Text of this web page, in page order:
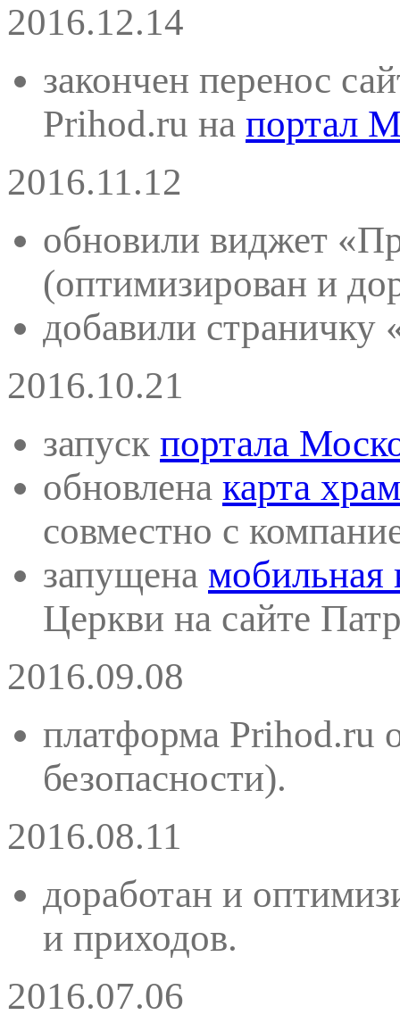
2016.12.14
закончен перенос
Prihod.ru на портал
2016.11.12
обновили виджет
(оптимизирован и
добавили страничку
2016.10.21
запуск портала
обновлена карта
совместно с
запущена мобильная
Церкви на сайте
2016.09.08
платформа Prihod.ru
безопасности).
2016.08.11
доработан и
и приходов.
2016.07.06